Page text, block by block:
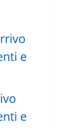
e